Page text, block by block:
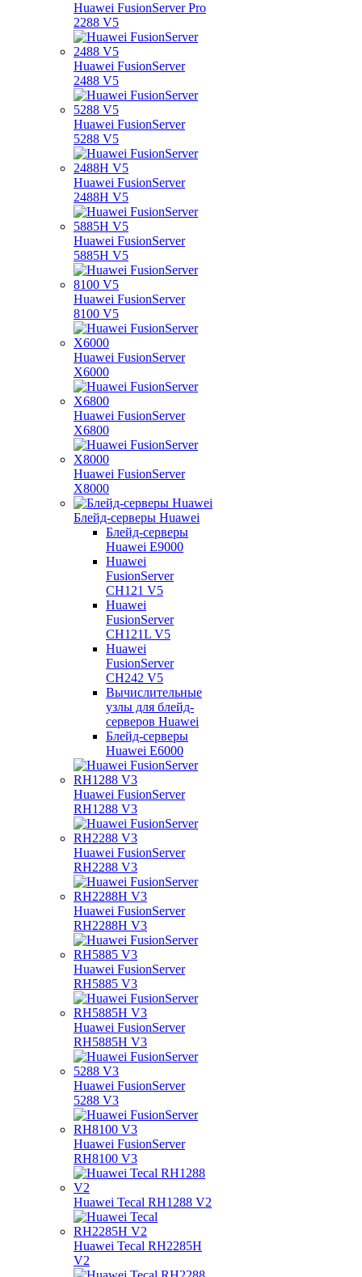
Huawei FusionServer Pro
2288 V5
Huawei FusionServer
2488 V5
Huawei FusionServer
5288 V5
Huawei FusionServer
2488H V5
Huawei FusionServer
5885H V5
Huawei FusionServer
8100 V5
Huawei FusionServer
X6000
Huawei FusionServer
X6800
Huawei FusionServer
X8000
Блейд-серверы Huawei
Блейд-серверы
Huawei E9000
Huawei
FusionServer
CH121 V5
Huawei
FusionServer
CH121L V5
Huawei
FusionServer
CH242 V5
Вычислительные
узлы для блейд-
серверов Huawei
Блейд-серверы
Huawei E6000
Huawei FusionServer
RH1288 V3
Huawei FusionServer
RH2288 V3
Huawei FusionServer
RH2288H V3
Huawei FusionServer
RH5885 V3
Huawei FusionServer
RH5885H V3
Huawei FusionServer
5288 V3
Huawei FusionServer
RH8100 V3
Huawei Tecal RH1288 V2
Huawei Tecal RH2285H
V2